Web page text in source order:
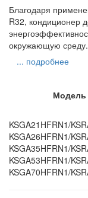
Благодаря
R32, кондиционер
окружающую
... подробнее
Модель
KSGA21HFRN1/
KSGA26HFRN1/
KSGA35HFRN1/
KSGA53HFRN1/
KSGA70HFRN1/